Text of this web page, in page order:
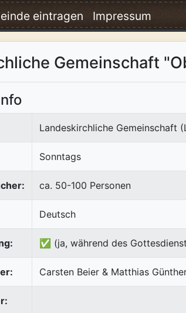
eintragen Impressum
Gemeinschaft
Landeskirchliche Gemeinschaft
Sonntags
ca. 50-100 Personen
Deutsch
✅ (ja, während des
Carsten Beier & Matthias